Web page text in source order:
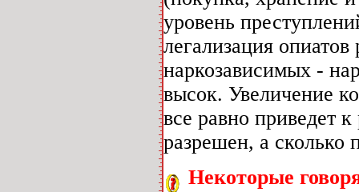
уровень
легализация
наркозависимых -
высок. Увеличение
все равно приведет
разрешен, а сколько
Некоторые